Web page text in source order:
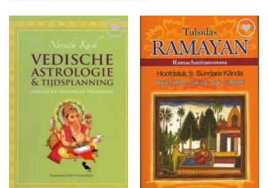
Toevoegen
aan
verlanglijst
Toevoegen
aan
verlanglijst